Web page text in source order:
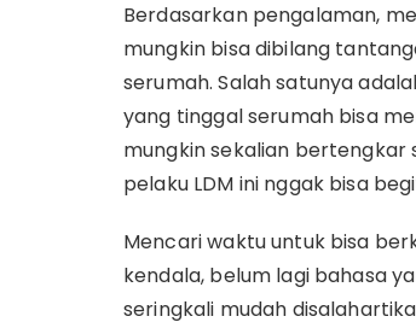
Berdasarkan pengalaman,
mungkin bisa dibilang
serumah. Salah satunya
yang tinggal serumah bisa
mungkin sekalian bertengkar
pelaku LDM ini nggak bisa
Mencari waktu untuk bisa
kendala, belum lagi bahasa
seringkali mudah